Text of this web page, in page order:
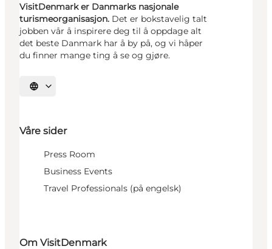
VisitDenmark er Danmarks nasjonale
turismeorganisasjon. Det er bokstavelig talt
jobben vår å inspirere deg til å oppdage alt
det beste Danmark har å by på, og vi håper
du finner mange ting å se og gjøre.
Velg språk
Våre sider
Press Room
Business Events
Travel Professionals (på engelsk)
Om VisitDenmark